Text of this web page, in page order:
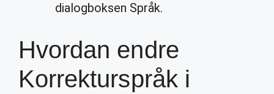
dialogboksen Språk.
Hvordan endre
Korrekturspråk i